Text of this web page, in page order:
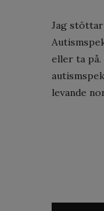
Jag
eller ta
levande